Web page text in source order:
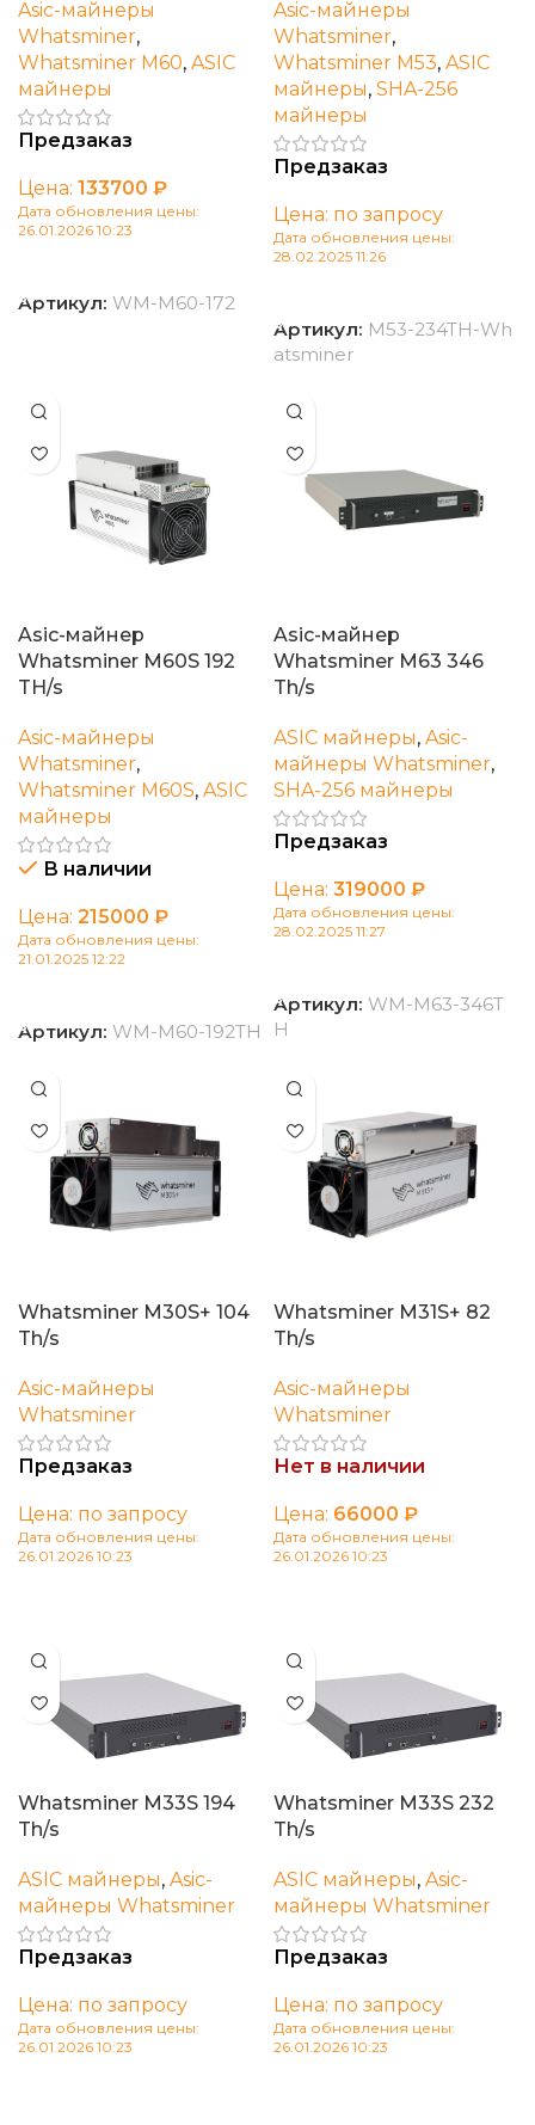
Asic-майнеры
Whatsminer,
Whatsminer M60, ASIC
майнеры
Предзаказ
Цена: 133700 ₽
Дата обновления цены:
26.01.2026 10:23
Артикул: WM-M60-172
Asic-майнеры
Whatsminer,
Whatsminer M53, ASIC
майнеры, SHA-256
майнеры
Предзаказ
Цена: по запросу
Дата обновления цены:
28.02.2025 11:26
Артикул: M53-234TH-Wh
atsminer
Asic-майнер
Whatsminer M60S 192
TH/s
Asic-майнеры
Whatsminer,
Whatsminer M60S, ASIC
майнеры
В наличии
Цена: 215000 ₽
Дата обновления цены:
21.01.2025 12:22
Артикул: WM-M60-192TH
Asic-майнер
Whatsminer M63 346
Th/s
ASIC майнеры, Asic-
майнеры Whatsminer,
SHA-256 майнеры
Предзаказ
Цена: 319000 ₽
Дата обновления цены:
28.02.2025 11:27
Артикул: WM-M63-346T
H
Whatsminer M30S+ 104
Th/s
Asic-майнеры
Whatsminer
Предзаказ
Цена: по запросу
Дата обновления цены:
26.01.2026 10:23
Whatsminer M31S+ 82
Th/s
Asic-майнеры
Whatsminer
Нет в наличии
Цена: 66000 ₽
Дата обновления цены:
26.01.2026 10:23
Whatsminer M33S 194
Th/s
ASIC майнеры, Asic-
майнеры Whatsminer
Предзаказ
Цена: по запросу
Дата обновления цены:
26.01.2026 10:23
Whatsminer M33S 232
Th/s
ASIC майнеры, Asic-
майнеры Whatsminer
Предзаказ
Цена: по запросу
Дата обновления цены:
26.01.2026 10:23